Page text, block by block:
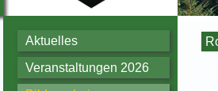
Aktuelles
Veranstaltungen 2026